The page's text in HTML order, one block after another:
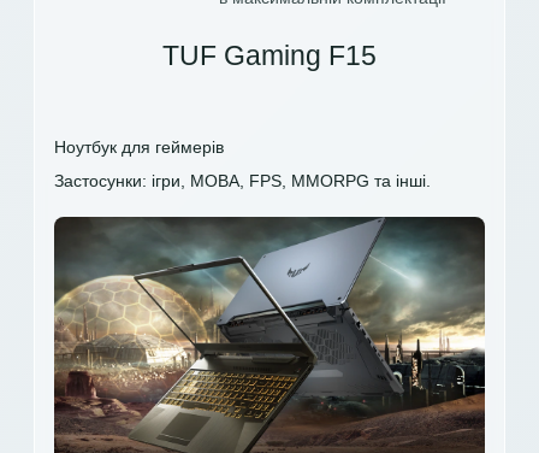
TUF Gaming F15
Ноутбук для геймерів
Застосунки: ігри, MOBA, FPS, MMORPG та інші.